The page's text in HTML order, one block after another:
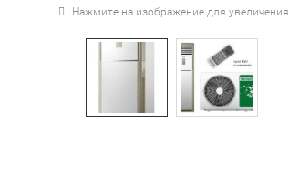
Нажмите на изображение для увеличения